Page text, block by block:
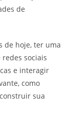
de
de hoje, ter uma
sociais
e interagir
como
sua